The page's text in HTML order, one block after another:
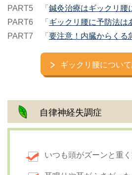
PART5 「 鍼灸治療はギックリ腰
PART6 「 ギックリ腰に予防法は
PART7 「 要注意！内臓からくる
ギックリ腰につい
自律神経失調症
いつも頭がズーンと重